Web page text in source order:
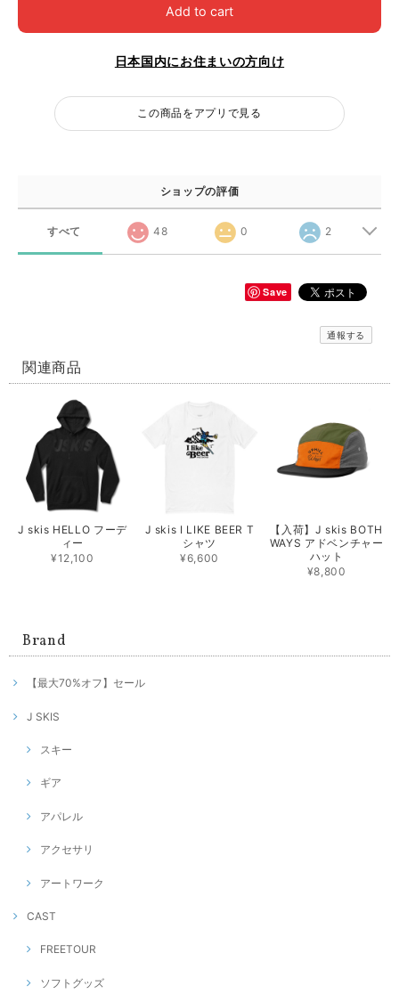
Add to cart
日本国内にお住まいの方向け
この商品をアプリで見る
ショップの評価
すべて 48 0 2
Save
通報する
関連商品
J skis HELLO フーデ
ィー
¥12,100
J skis I LIKE BEER T
シャツ
¥6,600
【入荷】J skis BOTH
WAYS アドベンチャー
ハット
¥8,800
Brand
【最大70%オフ】セール
J SKIS
スキー
ギア
アパレル
アクセサリ
アートワーク
CAST
FREETOUR
ソフトグッズ